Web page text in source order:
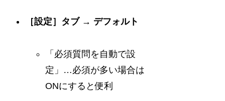
［設定］タブ → デフォルト
「必須質問を自動で設
定」…必須が多い場合は
ONにすると便利